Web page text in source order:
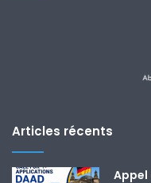
Articles récents
Appel